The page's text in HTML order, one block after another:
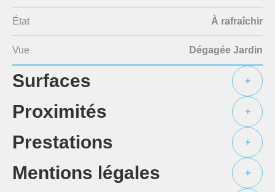
État À rafraîchir
Vue Dégagée Jardin
Surfaces +
Proximités +
Prestations +
Mentions légales +